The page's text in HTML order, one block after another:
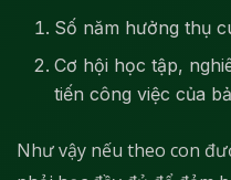
Số năm hưởng thụ
Cơ hội học tập,
tiến công việc của
Như vậy nếu theo con